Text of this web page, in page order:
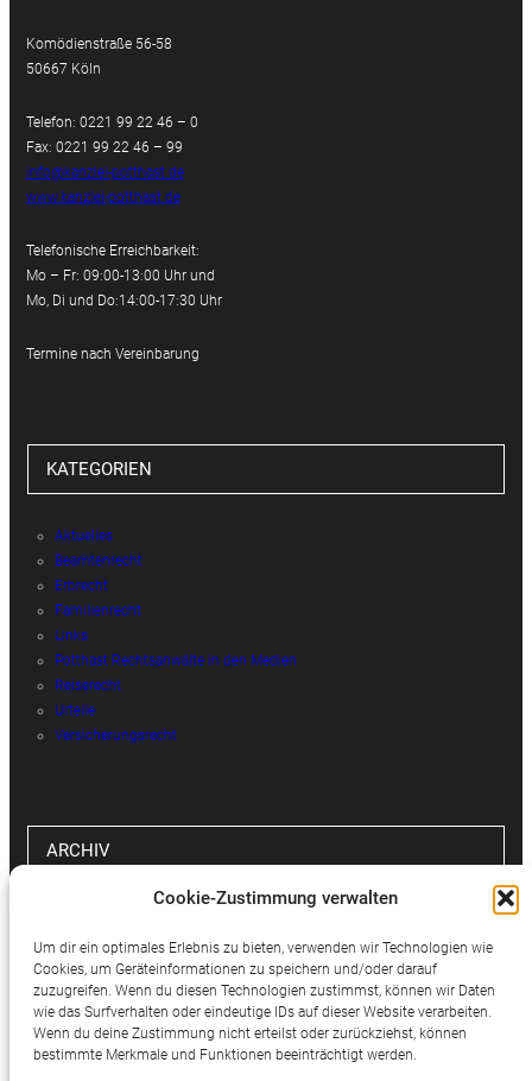
Cookie-Zustimmung verwalten
Um dir ein optimales Erlebnis zu bieten, verwenden wir Technologien wie
Cookies, um Geräteinformationen zu speichern und/oder darauf
zuzugreifen. Wenn du diesen Technologien zustimmst, können wir Daten
wie das Surfverhalten oder eindeutige IDs auf dieser Website verarbeiten.
Wenn du deine Zustimmung nicht erteilst oder zurückziehst, können
bestimmte Merkmale und Funktionen beeinträchtigt werden.
Komödienstraße 56-58
50667 Köln
Telefon: 0221 99 22 46 – 0
Fax: 0221 99 22 46 – 99
info@kanzlei-potthast.de
www.kanzlei-potthast.de
Telefonische Erreichbarkeit:
Mo – Fr: 09:00-13:00 Uhr und
Mo, Di und Do:14:00-17:30 Uhr
Termine nach Vereinbarung
KATEGORIEN
Aktuelles
Beamtenrecht
Erbrecht
Familienrecht
Links
Potthast Rechtsanwälte in den Medien
Reiserecht
Urteile
Versicherungsrecht
ARCHIV
SOCIAL MEDIA